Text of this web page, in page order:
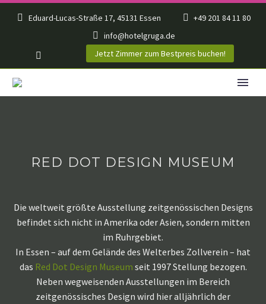
Eduard-Lucas-Straße 17, 45131 Essen
+49 201 84 11 80
info@hotelgruga.de
Jetzt Zimmer zum Bestpreis buchen!
RED DOT DESIGN MUSEUM
Die weltweit größte Ausstellung zeitgenössischen Designs
befindet sich nicht in Amerika oder Asien, sondern mitten
im Ruhrgebiet.
In Essen – auf dem Gelände des Welterbes Zollverein – hat
das Red Dot Design Museum seit 1997 Stellung bezogen.
Neben wegweisenden Ausstellungen im Bereich
zeitgenössisches Design wird hier alljährlich der